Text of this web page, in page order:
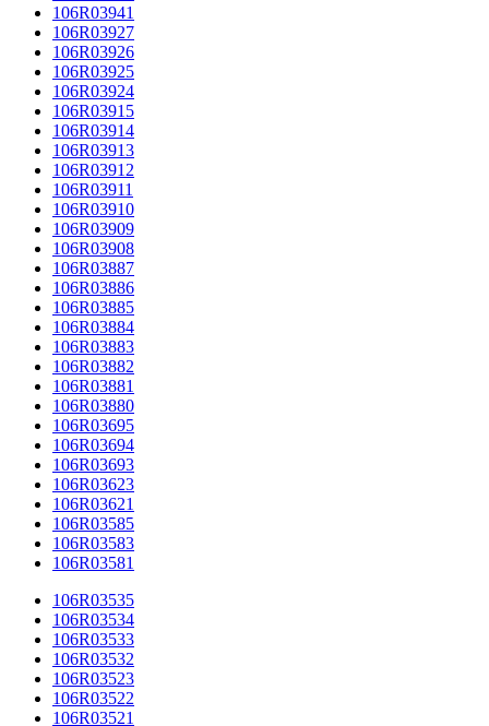
106R03941
106R03927
106R03926
106R03925
106R03924
106R03915
106R03914
106R03913
106R03912
106R03911
106R03910
106R03909
106R03908
106R03887
106R03886
106R03885
106R03884
106R03883
106R03882
106R03881
106R03880
106R03695
106R03694
106R03693
106R03623
106R03621
106R03585
106R03583
106R03581
106R03535
106R03534
106R03533
106R03532
106R03523
106R03522
106R03521